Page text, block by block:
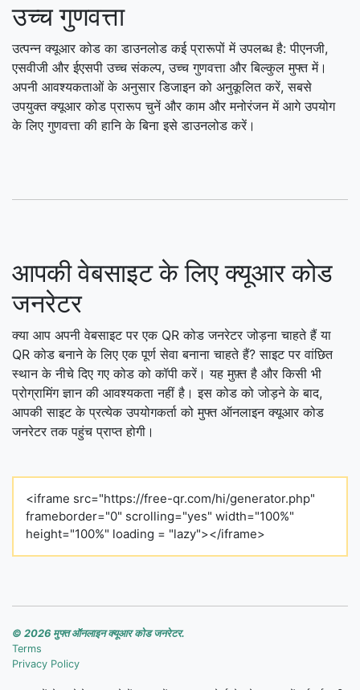
उच्च गुणवत्ता
उत्पन्न क्यूआर कोड का डाउनलोड कई प्रारूपों में उपलब्ध है: पीएनजी,
एसवीजी और ईएसपी उच्च संकल्प, उच्च गुणवत्ता और बिल्कुल मुफ्त में।
अपनी आवश्यकताओं के अनुसार डिजाइन को अनुकूलित करें, सबसे
उपयुक्त क्यूआर कोड प्रारूप चुनें और काम और मनोरंजन में आगे उपयोग
के लिए गुणवत्ता की हानि के बिना इसे डाउनलोड करें।
आपकी वेबसाइट के लिए क्यूआर कोड
जनरेटर
क्या आप अपनी वेबसाइट पर एक QR कोड जनरेटर जोड़ना चाहते हैं या
QR कोड बनाने के लिए एक पूर्ण सेवा बनाना चाहते हैं? साइट पर वांछित
स्थान के नीचे दिए गए कोड को कॉपी करें। यह मुफ़्त है और किसी भी
प्रोग्रामिंग ज्ञान की आवश्यकता नहीं है। इस कोड को जोड़ने के बाद,
आपकी साइट के प्रत्येक उपयोगकर्ता को मुफ्त ऑनलाइन क्यूआर कोड
जनरेटर तक पहुंच प्राप्त होगी।
<iframe src="https://free-qr.com/hi/generator.php"
frameborder="0" scrolling="yes" width="100%"
height="100%" loading = "lazy"></iframe>
© 2026 मुफ्त ऑनलाइन क्यूआर कोड जनरेटर.
Terms
Privacy Policy